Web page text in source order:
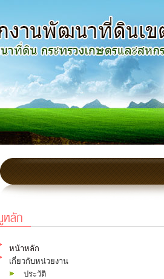
หน้าหลัก
เกี่ยวกับหน่วยงาน
ประวัติ